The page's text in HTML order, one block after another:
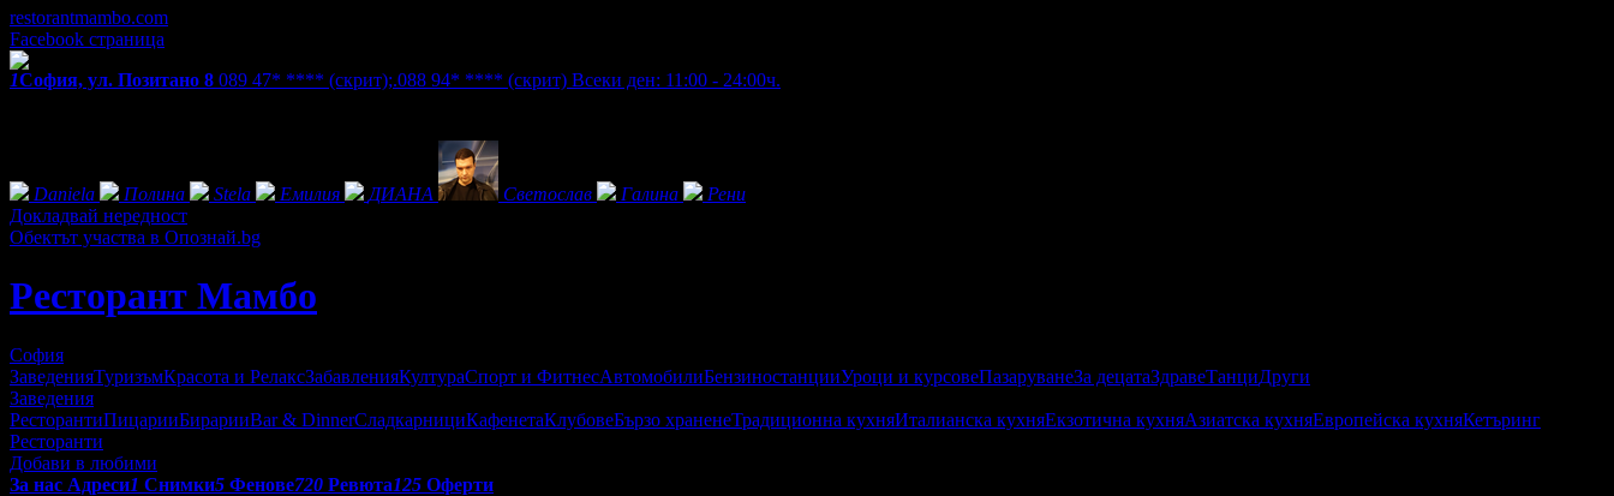
restorantmambo.com
Facebook страница
1София, ул. Позитано 8 089 47* **** (скрит);.088 94* **** (скрит) Всеки ден: 11:00 - 24:00ч.
Daniela Полина Stela Емилия ДИАНА Светослав Галина
Рени
Докладвай нередност
Обектът участва в Опознай.bg
Ресторант Мамбо
София
ЗаведенияТуризъмКрасота и РелаксЗабавленияКултураСпорт и ФитнесАвтомобилиБензиностанцииУроци и курсовеПазаруванеЗа децатаЗдравеТанциДруги
Заведения
РесторантиПицарииБирарииBar & DinnerСладкарнициКафенетаКлубовеБързо храненеТрадиционна кухняИталианска кухняЕкзотична кухняАзиатска кухняЕвропейска кухняКетъринг
Ресторанти
Добави в любими
За нас Адреси1 Снимки5 Фенове720 Ревюта125 Оферти